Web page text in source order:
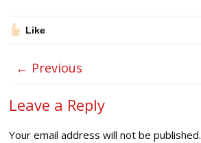
Like
← Previous
Leave a Reply
Your email address will not be published.